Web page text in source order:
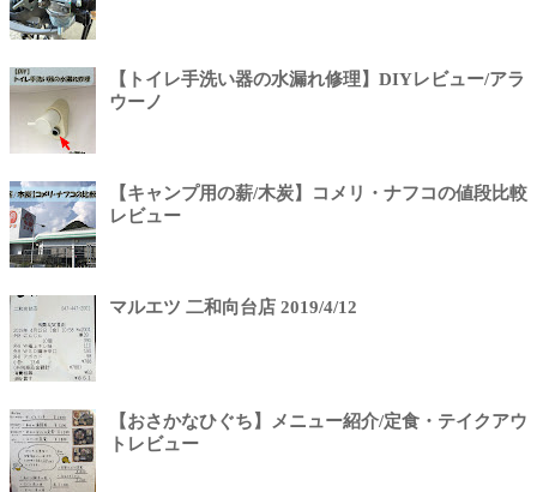
【トイレ手洗い器の水漏れ修理】DIYレビュー/アラ
ウーノ
【キャンプ用の薪/木炭】コメリ・ナフコの値段比較
レビュー
マルエツ 二和向台店 2019/4/12
【おさかなひぐち】メニュー紹介/定食・テイクアウ
トレビュー